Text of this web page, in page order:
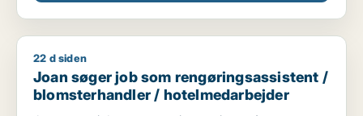
Joan søger job som rengøringsassistent / blomsterhandler /
22 d siden
Joan søger job som rengøringsassistent /
blomsterhandler / hotelmedarbejder